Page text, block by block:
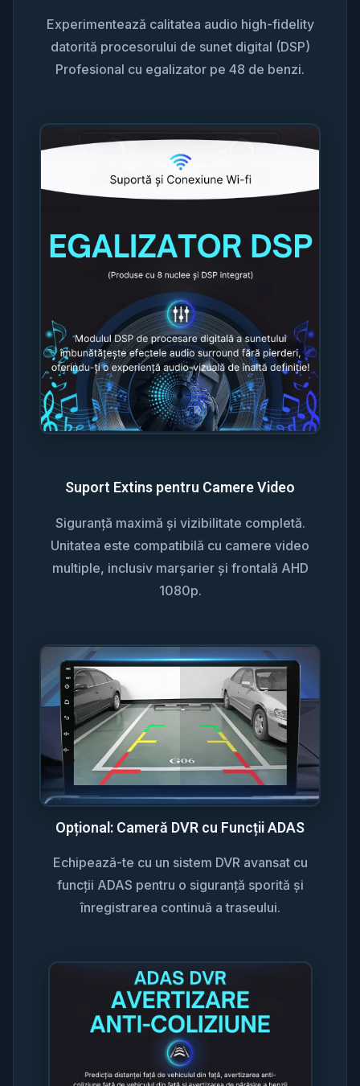
Experimentează calitatea audio high-fidelity
datorită procesorului de sunet digital (DSP)
Profesional cu egalizator pe 48 de benzi.
Suport Extins pentru Camere Video
Siguranță maximă și vizibilitate completă.
Unitatea este compatibilă cu camere video
multiple, inclusiv marșarier și frontală AHD
1080p.
Opțional: Cameră DVR cu Funcții ADAS
Echipează-te cu un sistem DVR avansat cu
funcții ADAS pentru o siguranță sporită și
înregistrarea continuă a traseului.